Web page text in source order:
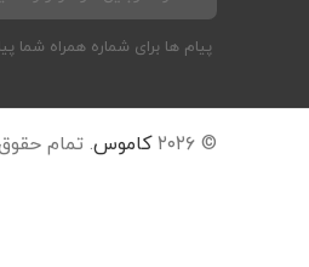
پیام ها برای شماره همراه شما
© ۲۰۲۶ کاموس. تمام